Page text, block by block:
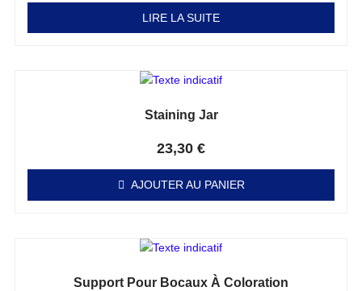
LIRE LA SUITE
Staining Jar
23,30 €
AJOUTER AU PANIER
Support Pour Bocaux À Coloration